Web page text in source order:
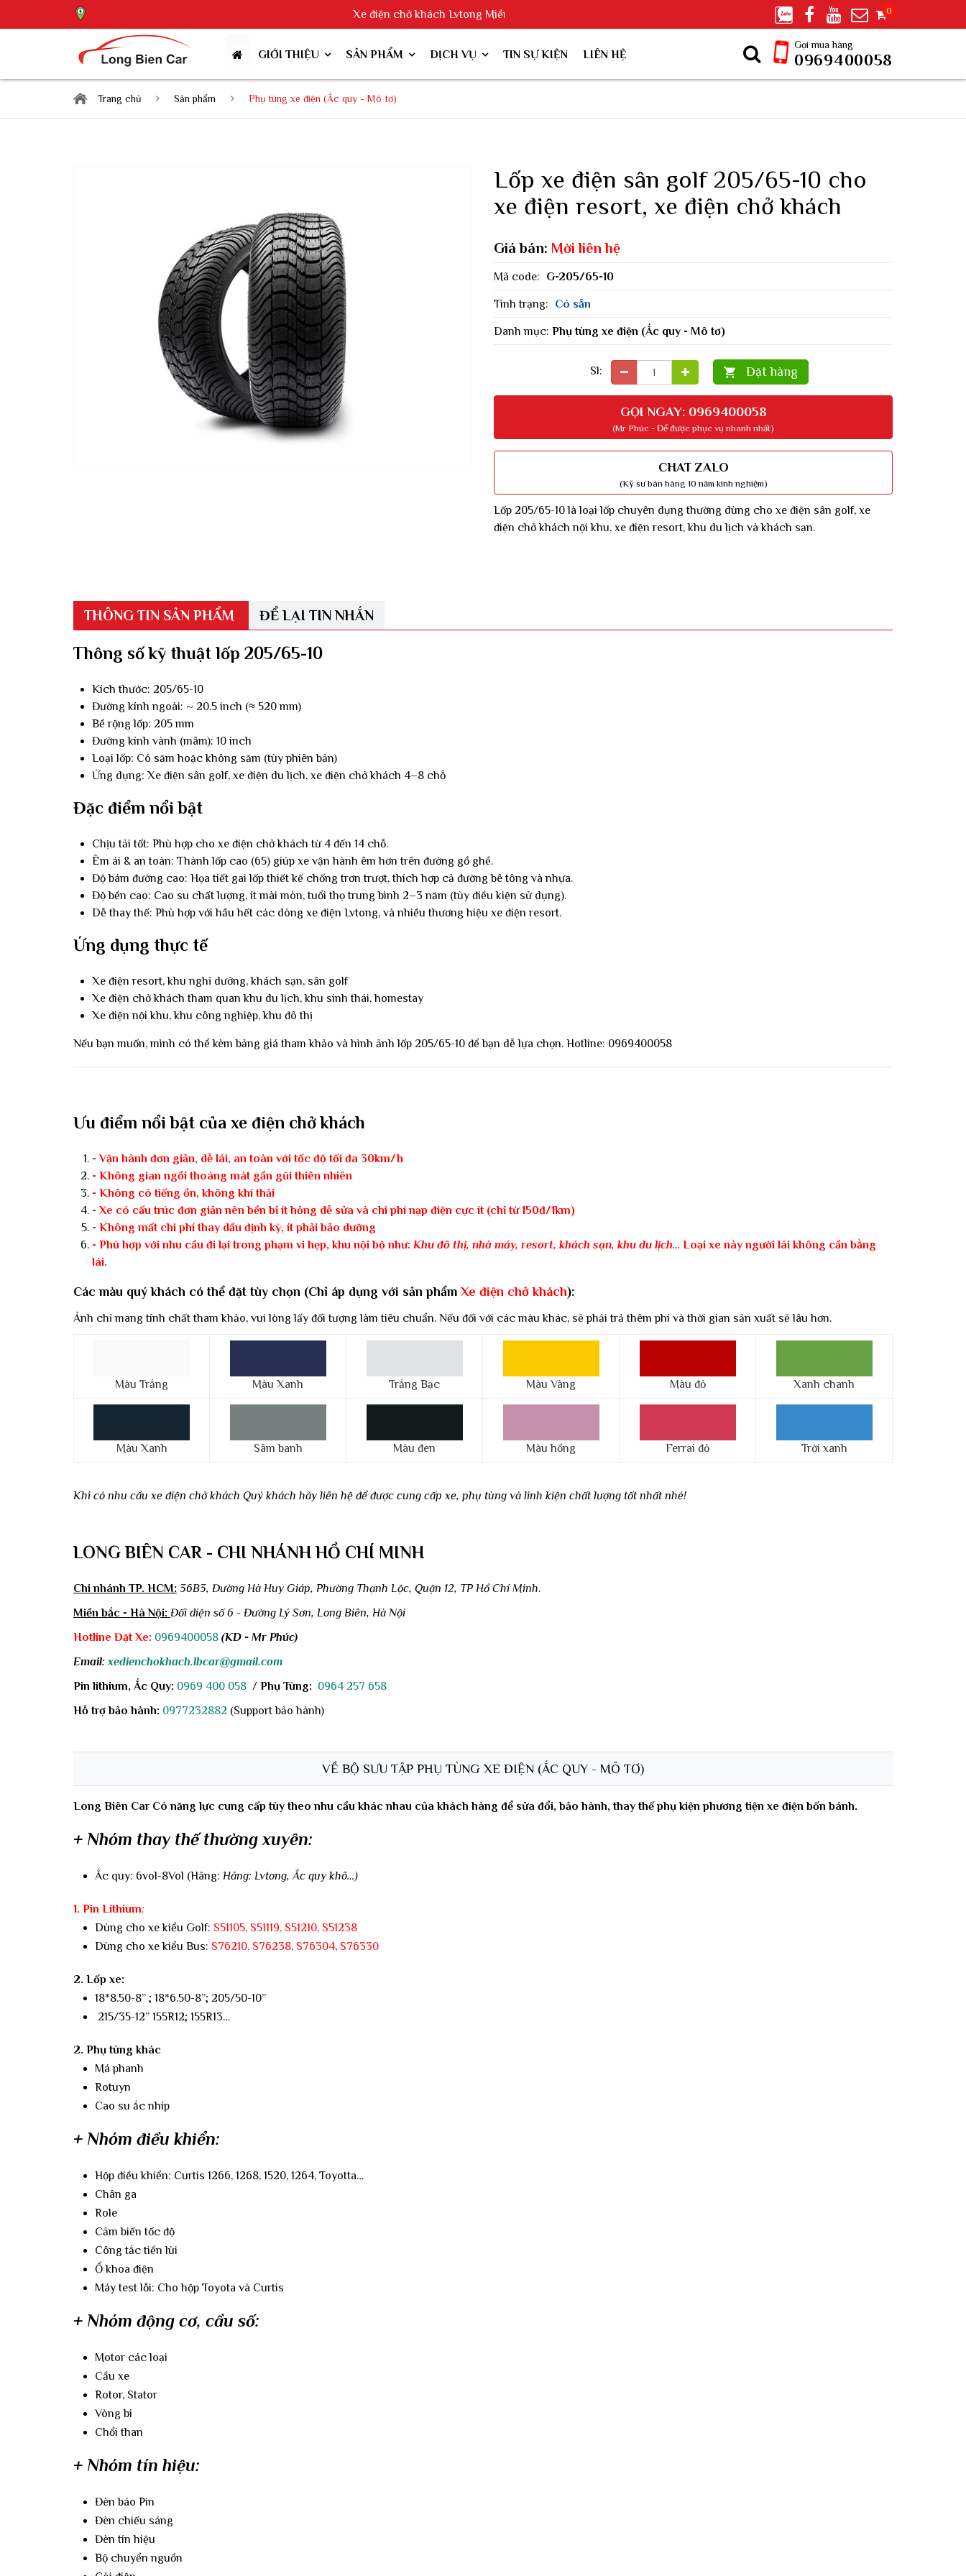
Xe điện chở khách Lvtong Miền Bắc và Chi nhánh Long Biên Car tại Miền Nam - Hotline: 0969400058 0
GIỚI THIỆU SẢN PHẨM DỊCH VỤ TIN SỰ KIỆN LIÊN HỆ
Gọi mua hàng
0969400058
Trang chủ Sản phẩm Phụ tùng xe điện (Ắc quy - Mô tơ)
Lốp xe điện sân golf 205/65-10 cho
xe điện resort, xe điện chở khách
Giá bán: Mời liên hệ
Mã code: G-205/65-10
Tình trạng: Có sẵn
Danh mục: Phụ tùng xe điện (Ắc quy - Mô tơ)
Sl: Đặt hàng
GỌI NGAY: 0969400058
(Mr Phúc - Để được phục vụ nhanh nhất)
CHAT ZALO
(Kỹ sư bán hàng 10 năm kinh nghiệm)
Lốp 205/65-10 là loại lốp chuyên dụng thường dùng cho xe điện sân golf, xe
điện chở khách nội khu, xe điện resort, khu du lịch và khách sạn.
THÔNG TIN SẢN PHẨM ĐỂ LẠI TIN NHẮN
Thông số kỹ thuật lốp 205/65-10
Kích thước: 205/65-10
Đường kính ngoài: ~ 20.5 inch (≈ 520 mm)
Bề rộng lốp: 205 mm
Đường kính vành (mâm): 10 inch
Loại lốp: Có săm hoặc không săm (tùy phiên bản)
Ứng dụng: Xe điện sân golf, xe điện du lịch, xe điện chở khách 4–8 chỗ
Đặc điểm nổi bật
Chịu tải tốt: Phù hợp cho xe điện chở khách từ 4 đến 14 chỗ.
Êm ái & an toàn: Thành lốp cao (65) giúp xe vận hành êm hơn trên đường gồ ghề.
Độ bám đường cao: Họa tiết gai lốp thiết kế chống trơn trượt, thích hợp cả đường bê tông và nhựa.
Độ bền cao: Cao su chất lượng, ít mài mòn, tuổi thọ trung bình 2–3 năm (tùy điều kiện sử dụng).
Dễ thay thế: Phù hợp với hầu hết các dòng xe điện Lvtong, và nhiều thương hiệu xe điện resort.
Ứng dụng thực tế
Xe điện resort, khu nghỉ dưỡng, khách sạn, sân golf
Xe điện chở khách tham quan khu du lịch, khu sinh thái, homestay
Xe điện nội khu, khu công nghiệp, khu đô thị
Nếu bạn muốn, mình có thể kèm bảng giá tham khảo và hình ảnh lốp 205/65-10 để bạn dễ lựa chọn. Hotline: 0969400058
Ưu điểm nổi bật của xe điện chở khách
- Vận hành đơn giản, dễ lái, an toàn với tốc độ tối đa 30km/h
- Không gian ngồi thoáng mát gần gũi thiên nhiên
- Không có tiếng ồn, không khí thải
- Xe có cấu trúc đơn giản nên bền bỉ ít hỏng dễ sửa và chi phí nạp điện cực ít (chỉ từ 150đ/1km)
- Không mất chi phí thay dầu định kỳ, ít phải bảo dưỡng
- Phù hợp với nhu cầu đi lại trong phạm vi hẹp, khu nội bộ như: Khu đô thị, nhà máy, resort, khách sạn, khu du lịch… Loại xe này người lái không cần bằng
lái.
Các màu quý khách có thể đặt tùy chọn (Chỉ áp dụng với sản phẩm Xe điện chở khách):
Ảnh chỉ mang tính chất tham khảo, vui lòng lấy đối tượng làm tiêu chuẩn. Nếu đối với các màu khác, sẽ phải trả thêm phí và thời gian sản xuất sẽ lâu hơn.
Màu Trắng Màu Xanh Trắng Bạc Màu Vàng Màu đỏ Xanh chanh
Màu Xanh Sâm banh Màu đen Màu hồng Ferrai đỏ Trời xanh
Khi có nhu cầu xe điện chở khách Quý khách hãy liên hệ để được cung cấp xe, phụ tùng và linh kiện chất lượng tốt nhất nhé!
LONG BIÊN CAR - CHI NHÁNH HỒ CHÍ MINH
Chi nhánh TP. HCM: 36B3, Đường Hà Huy Giáp, Phường Thạnh Lộc, Quận 12, TP Hồ Chí Minh.
Miền bắc - Hà Nội: Đối diện số 6 - Đường Lý Sơn, Long Biên, Hà Nội
Hotline Đặt Xe: 0969400058 (KD - Mr Phúc)
Email: xedienchokhach.lbcar@gmail.com
Pin lithium, Ắc Quy: 0969 400 058 / Phụ Tùng: 0964 257 658
Hỗ trợ bảo hành: 0977232882 (Support bảo hành)
VỀ BỘ SƯU TẬP PHỤ TÙNG XE ĐIỆN (ẮC QUY - MÔ TƠ)
Long Biên Car Có năng lực cung cấp tùy theo nhu cầu khác nhau của khách hàng để sửa đổi, bảo hành, thay thế phụ kiện phương tiện xe điện bốn bánh.
+ Nhóm thay thế thường xuyên:
Ắc quy: 6vol-8Vol (Hãng: Hãng: Lvtong, Ắc quy khô…)
1. Pin Lithium:
Dùng cho xe kiểu Golf: S51105, S51119, S51210, S51238
Dùng cho xe kiểu Bus: S76210, S76238, S76304, S76330
2. Lốp xe:
18*8.50-8” ; 18*6.50-8”; 205/50-10”
215/35-12” 155R12; 155R13…
2. Phụ tùng khác
Má phanh
Rotuyn
Cao su ắc nhíp
+ Nhóm điều khiển:
Hộp điều khiển: Curtis 1266, 1268, 1520, 1264, Toyotta…
Chân ga
Role
Cảm biến tốc độ
Công tắc tiền lùi
Ổ khoa điện
Máy test lỗi: Cho hộp Toyota và Curtis
+ Nhóm động cơ, cầu số:
Motor các loại
Cầu xe
Rotor, Stator
Vòng bi
Chổi than
+ Nhóm tín hiệu:
Đèn báo Pin
Đèn chiếu sáng
Đèn tín hiệu
Bộ chuyển nguồn